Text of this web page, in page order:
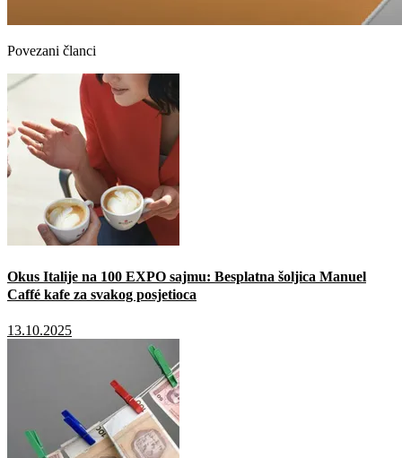
Povezani članci
Okus Italije na 100 EXPO sajmu: Besplatna šoljica Manuel
Caffé kafe za svakog posjetioca
13.10.2025